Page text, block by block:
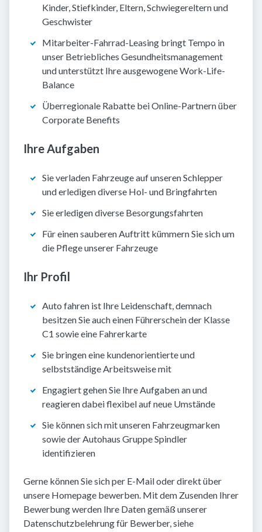
Kinder, Stiefkinder, Eltern, Schwiegereltern und
Geschwister
Mitarbeiter-Fahrrad-Leasing bringt Tempo in
unser Betriebliches Gesundheitsmanagement
und unterstützt Ihre ausgewogene Work-Life-
Balance
Überregionale Rabatte bei Online-Partnern über
Corporate Benefits
Ihre Aufgaben
Sie verladen Fahrzeuge auf unseren Schlepper
und erledigen diverse Hol- und Bringfahrten
Sie erledigen diverse Besorgungsfahrten
Für einen sauberen Auftritt kümmern Sie sich um
die Pflege unserer Fahrzeuge
Ihr Profil
Auto fahren ist Ihre Leidenschaft, demnach
besitzen Sie auch einen Führerschein der Klasse
C1 sowie eine Fahrerkarte
Sie bringen eine kundenorientierte und
selbstständige Arbeitsweise mit
Engagiert gehen Sie Ihre Aufgaben an und
reagieren dabei flexibel auf neue Umstände
Sie können sich mit unseren Fahrzeugmarken
sowie der Autohaus Gruppe Spindler
identifizieren
Gerne können Sie sich per E-Mail oder direkt über
unsere Homepage bewerben. Mit dem Zusenden Ihrer
Bewerbung werden Ihre Daten gemäß unserer
Datenschutzbelehrung für Bewerber, siehe